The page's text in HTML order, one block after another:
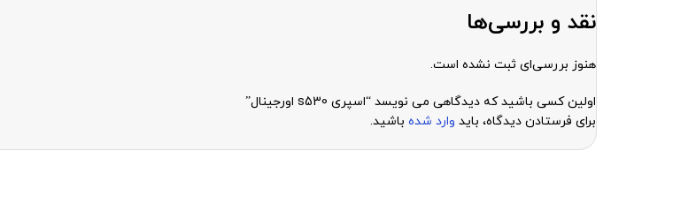
نقد و بررسی‌ها
هنوز بررسی‌ای ثبت نشده است.
اولین کسی باشید که دیدگاهی می نویسد “اسپری s530 اورجینال”
برای فرستادن دیدگاه، باید وارد شده باشید.